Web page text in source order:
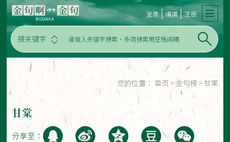
搜关键字
登录 编撰 注册
您的位置： 首页 > 金句榜 > 甘棠
甘棠
分享至：